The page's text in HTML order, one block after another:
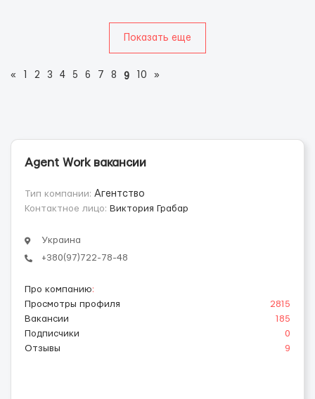
Показать еще
« 2 3 4 5 6 7 8 9 10 »
Agent Work вакансии
Тип компании: Агентство
Контактное лицо: Виктория Грабар
Украина
+380(97)722-78-48
Про компанию:
Просмотры профиля
2815
Вакансии
185
Подписчики
0
Отзывы
9